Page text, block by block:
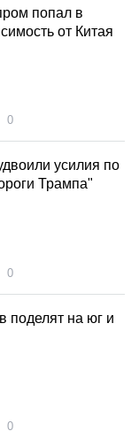
попал в
от Китая
0
усилия по
Трампа"
0
поделят на юг и
0